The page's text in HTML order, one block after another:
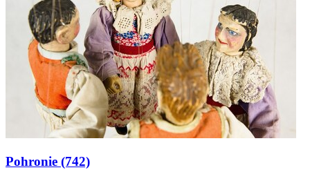
Pohronie (742)